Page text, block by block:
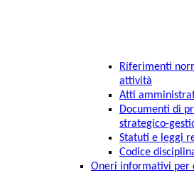
Riferimenti
attività
Atti
Documenti di
strategico-
Statuti e leggi
Codice
Oneri informativi per